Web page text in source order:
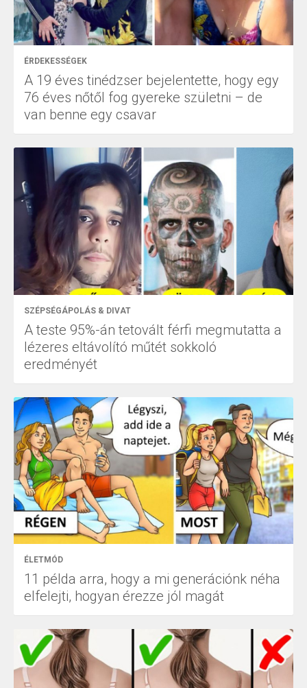
ÉRDEKESSÉGEK
A 19 éves tinédzser bejelentette, hogy egy
76 éves nőtől fog gyereke születni – de
van benne egy csavar
SZÉPSÉGÁPOLÁS & DIVAT
A teste 95%-án tetovált férfi megmutatta a
lézeres eltávolító műtét sokkoló
eredményét
ÉLETMÓD
11 példa arra, hogy a mi generációnk néha
elfelejti, hogyan érezze jól magát